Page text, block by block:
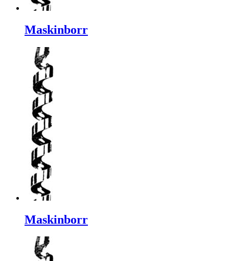
Maskinborr
Maskinborr